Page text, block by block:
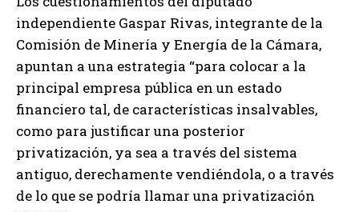
independiente Gaspar Rivas, integrante de la
Comisión de Minería y Energía de la Cámara,
apuntan a una estrategia “para colocar a la
principal empresa pública en un estado
financiero tal, de características insalvables,
como para justificar una posterior
privatización, ya sea a través del sistema
antiguo, derechamente vendiéndola, o a través
de lo que se podría llamar una privatización